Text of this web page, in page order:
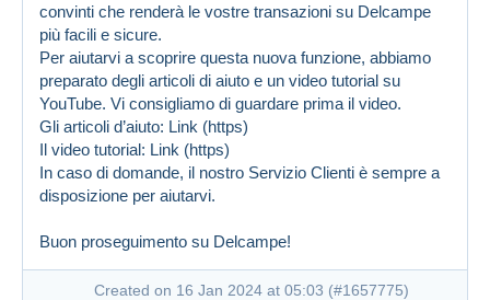
convinti che renderà le vostre transazioni su Delcampe
più facili e sicure.
Per aiutarvi a scoprire questa nuova funzione, abbiamo
preparato degli articoli di aiuto e un video tutorial su
YouTube. Vi consigliamo di guardare prima il video.
Gli articoli d’aiuto: Link (https)
Il video tutorial: Link (https)
In caso di domande, il nostro Servizio Clienti è sempre a
disposizione per aiutarvi.
Buon proseguimento su Delcampe!
Created on 16 Jan 2024 at 05:03 (#1657775)